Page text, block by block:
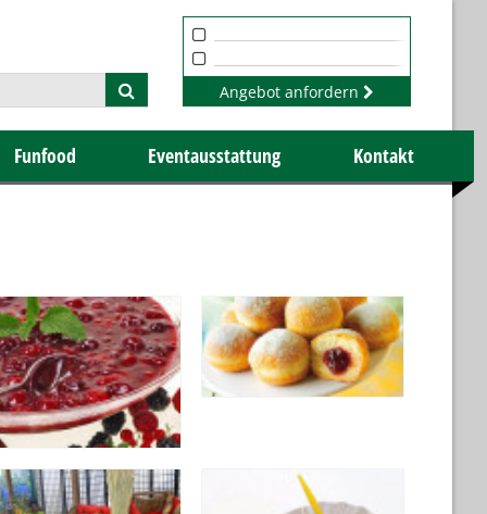
Angebot anfordern
Funfood Eventausstattung Kontakt